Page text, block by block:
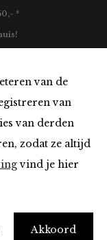
van de
van
van derden
zodat ze altijd
vind je hier
Akkoord
*
Haves